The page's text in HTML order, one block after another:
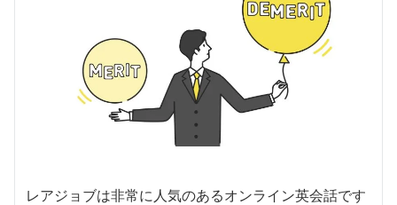
レアジョブは非常に人気のあるオンライン英会話です